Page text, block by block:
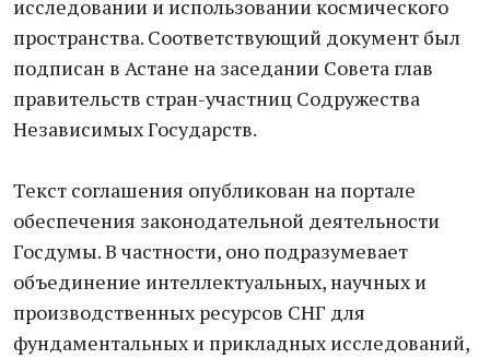
исследовании и использовании космического
пространства. Соответствующий документ был
подписан в Астане на заседании Совета глав
правительств стран-участниц Содружества
Независимых Государств.
Текст соглашения опубликован на портале
обеспечения законодательной деятельности
Госдумы. В частности, оно подразумевает
объединение интеллектуальных, научных и
производственных ресурсов СНГ для
фундаментальных и прикладных исследований,